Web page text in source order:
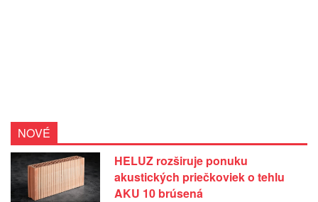
NOVÉ
HELUZ rozširuje ponuku
akustických priečkoviek o tehlu
AKU 10 brúsená